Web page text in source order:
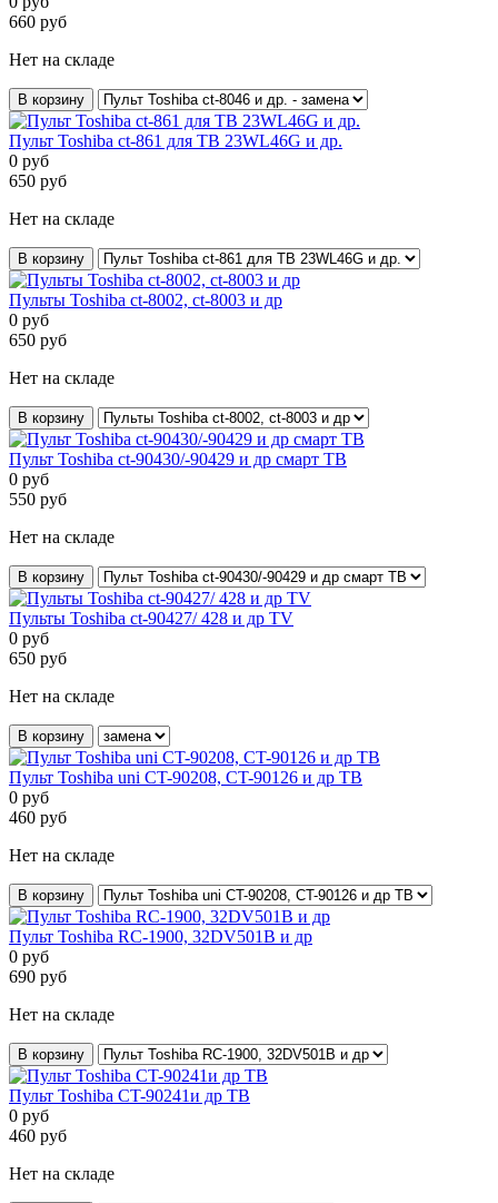
660 руб
Нет на складе
В корзину
Пульт Toshiba ct-861 для ТВ 23WL46G и др.
0 руб
650 руб
Нет на складе
В корзину
Пульты Toshiba ct-8002, ct-8003 и др
0 руб
650 руб
Нет на складе
В корзину
Пульт Toshiba ct-90430/-90429 и др смарт ТВ
0 руб
550 руб
Нет на складе
В корзину
Пульты Toshiba ct-90427/ 428 и др TV
0 руб
650 руб
Нет на складе
В корзину
Пульт Toshiba uni CT-90208, CT-90126 и др ТВ
0 руб
460 руб
Нет на складе
В корзину
Пульт Toshiba RC-1900, 32DV501B и др
0 руб
690 руб
Нет на складе
В корзину
Пульт Toshiba CT-90241и др ТВ
0 руб
460 руб
Нет на складе